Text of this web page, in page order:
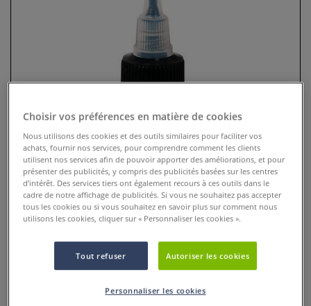
Choisir vos préférences en matière de cookies
Nous utilisons des cookies et des outils similaires pour faciliter vos
achats, fournir nos services, pour comprendre comment les clients
utilisent nos services afin de pouvoir apporter des améliorations, et pour
présenter des publicités, y compris des publicités basées sur les centres
d’intérêt. Des services tiers ont également recours à ces outils dans le
cadre de notre affichage de publicités. Si vous ne souhaitez pas accepter
tous les cookies ou si vous souhaitez en savoir plus sur comment nous
utilisons les cookies, cliquer sur « Personnaliser les cookies ».
Tout refuser Autoriser les cookies
Personnaliser les cookies